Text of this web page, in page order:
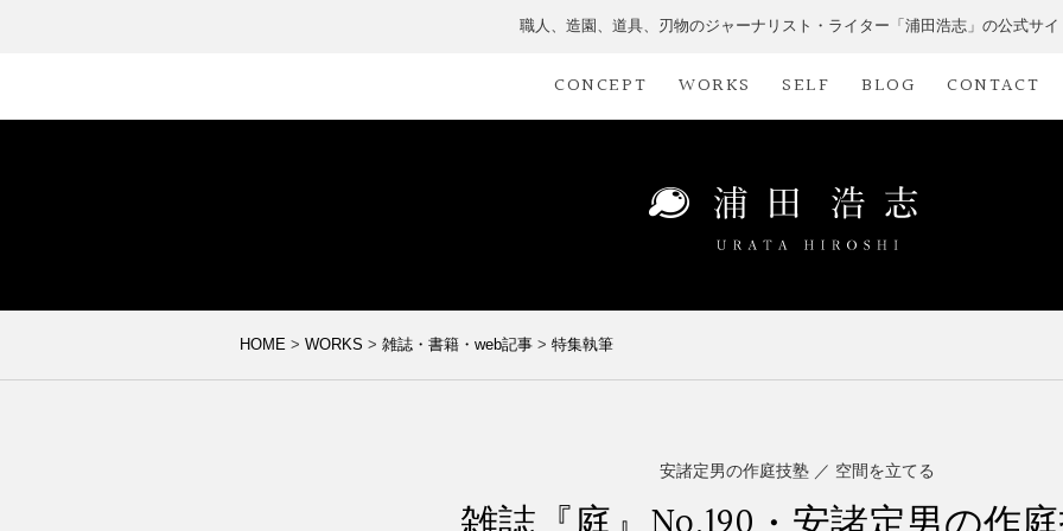
職人、造園、道具、刃物のジャーナリスト・ライター「浦田浩志」の公式サイ
CONCEPT WORKS SELF BLOG CONTACT
HOME > WORKS > 雑誌・書籍・web記事 > 特集執筆
安諸定男の作庭技塾 ／ 空間を立てる